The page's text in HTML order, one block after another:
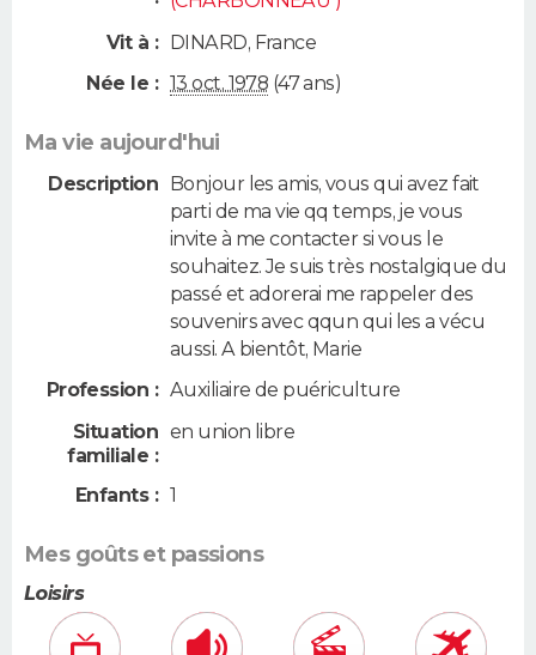
Vit à : DINARD, France
Née le : 13 oct. 1978 (47 ans)
Ma vie aujourd'hui
Description Bonjour les amis, vous qui avez fait
parti de ma vie qq temps, je vous
invite à me contacter si vous le
souhaitez. Je suis très nostalgique du
passé et adorerai me rappeler des
souvenirs avec qqun qui les a vécu
aussi. A bientôt, Marie
Profession : Auxiliaire de puériculture
Situation
familiale :
en union libre
Enfants : 1
Mes goûts et passions
Loisirs